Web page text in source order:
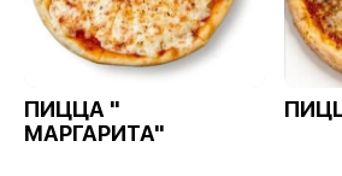
ПИЦЦА "
МАРГАРИТА"